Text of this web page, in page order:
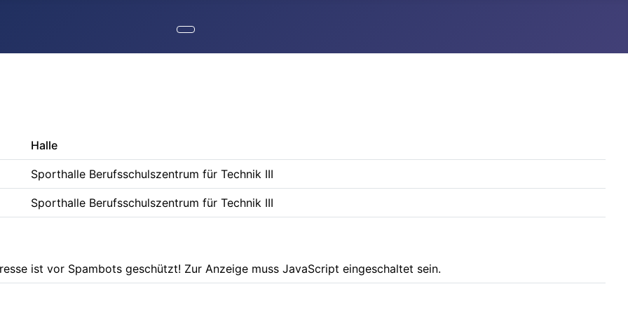
Halle
Sporthalle Berufsschulszentrum für Technik III
Sporthalle Berufsschulszentrum für Technik III
ist vor Spambots geschützt! Zur Anzeige muss JavaScript eingeschaltet sein.